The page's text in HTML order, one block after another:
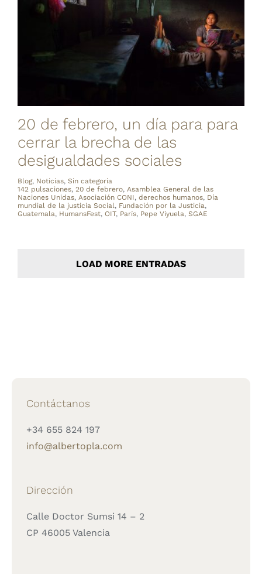
20 de febrero, un día para para
cerrar la brecha de las
desigualdades sociales
Blog, Noticias, Sin categoría
142 pulsaciones, 20 de febrero, Asamblea General de las
Naciones Unidas, Asociación CONI, derechos humanos, Día
mundial de la justicia Social, Fundación por la Justicia,
Guatemala, HumansFest, OIT, París, Pepe Viyuela, SGAE
LOAD MORE ENTRADAS
Contáctanos
+34 655 824 197
info@albertopla.com
Dirección
Calle Doctor Sumsi 14 – 2
CP 46005 Valencia